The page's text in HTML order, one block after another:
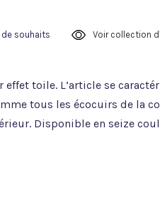
souhaits Voir collection
effet toile. L’article se
tous les écocuirs de la
Disponible en seize